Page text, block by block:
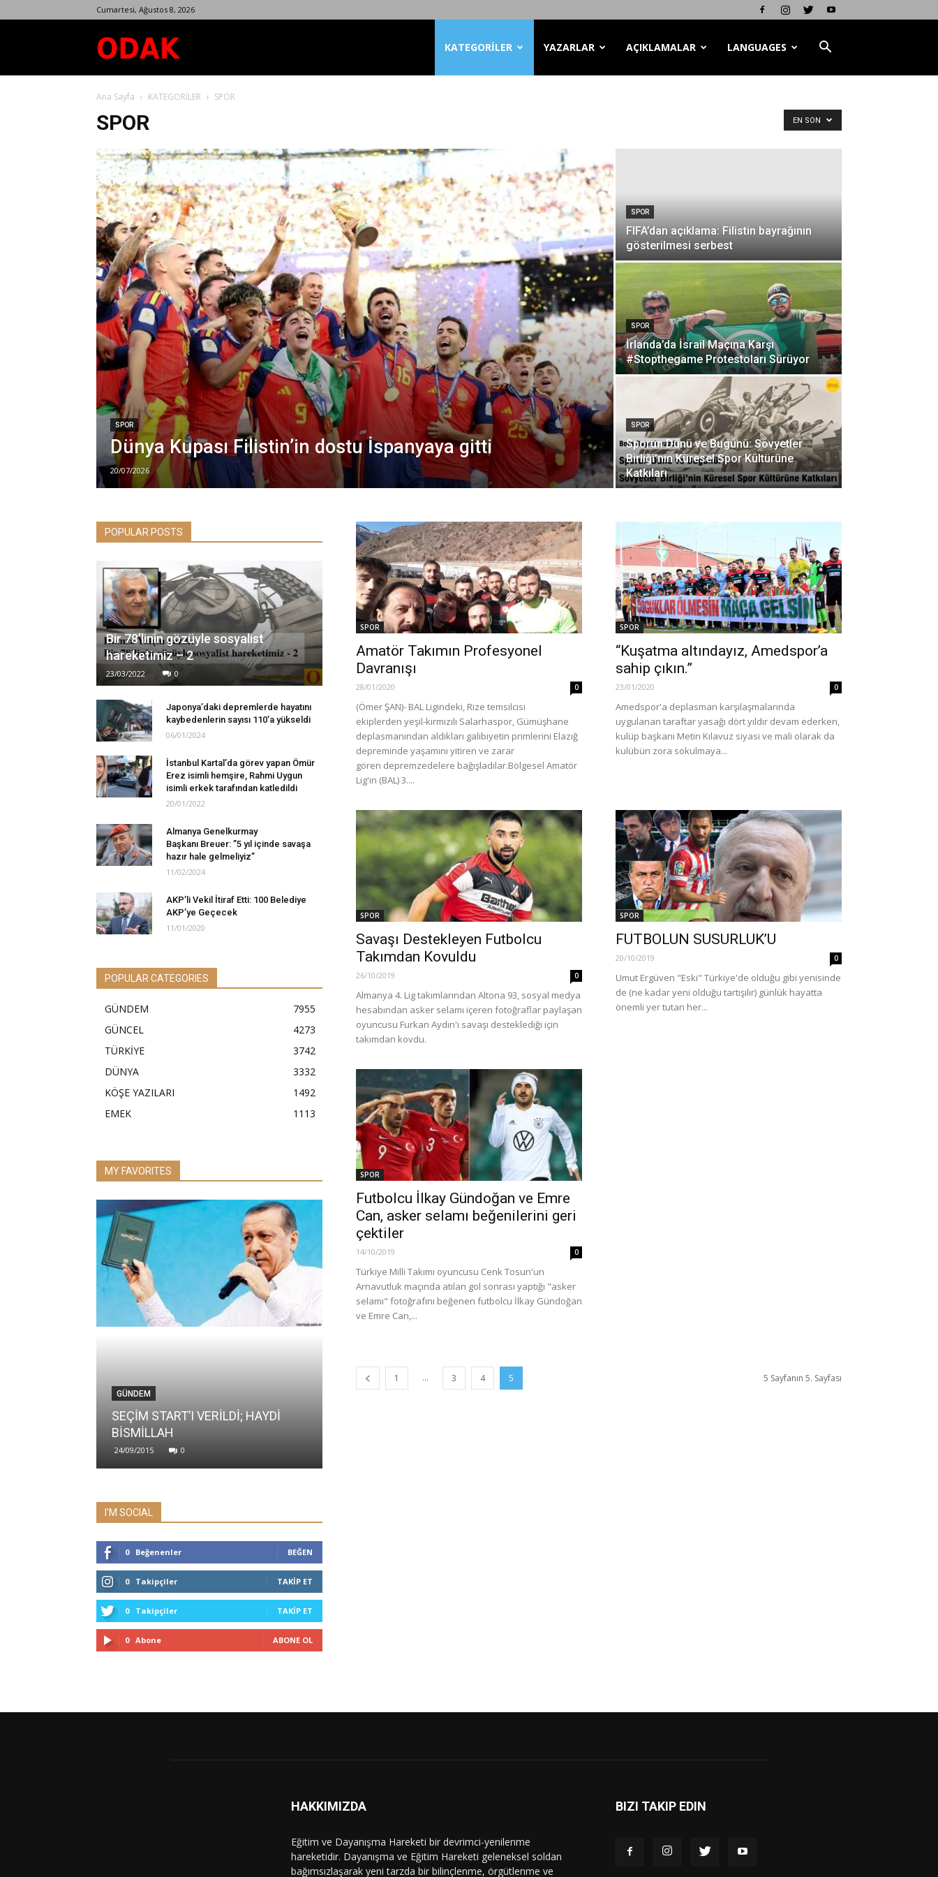
Cumartesi, Ağustos 8, 2026
Dergisi
KATEGORİLER YAZARLAR AÇIKLAMALAR LANGUAGES
Ana Sayfa KATEGORİLER SPOR
SPOR EN SON
SPOR
Dünya Kupası Filistin’in dostu İspanyaya gitti
20/07/2026
SPOR
FIFA’dan açıklama: Filistin bayrağının
gösterilmesi serbest
SPOR
İrlanda’da İsrail Maçına Karşı
#Stopthegame Protestoları Sürüyor
SPOR
Sporun Dünü ve Bugünü: Sovyetler
Birliği’nin Küresel Spor Kültürüne
Katkıları
SPOR
Amatör Takımın Profesyonel
Davranışı
28/01/2020 0
(Ömer ŞAN)- BAL Ligindeki, Rize temsilcisi
ekiplerden yeşil-kırmızılı Salarhaspor, Gümüşhane
deplasmanından aldıkları galibiyetin primlerini Elazığ
depreminde yaşamını yitiren ve zarar
gören depremzedelere bağışladılar. ​Bölgesel Amatör
Lig'in (BAL) 3....
SPOR
“Kuşatma altındayız, Amedspor’a
sahip çıkın.”
23/01/2020 0
Amedspor'a deplasman karşılaşmalarında
uygulanan taraftar yasağı dört yıldır devam ederken,
kulüp başkanı Metin Kılavuz siyasi ve mali olarak da
kulübün zora sokulmaya...
SPOR
Savaşı Destekleyen Futbolcu
Takımdan Kovuldu
26/10/2019 0
Almanya 4. Lig takımlarından Altona 93, sosyal medya
hesabından asker selamı içeren fotoğraflar paylaşan
oyuncusu Furkan Aydın'ı savaşı desteklediği için
takımdan kovdu.
SPOR
FUTBOLUN SUSURLUK’U
20/10/2019 0
Umut Ergüven "Eski" Türkiye'de olduğu gibi yenisinde
de (ne kadar yeni olduğu tartışılır) günlük hayatta
önemli yer tutan her...
SPOR
Futbolcu İlkay Gündoğan ve Emre
Can, asker selamı beğenilerini geri
çektiler
14/10/2019 0
Türkiye Milli Takımı oyuncusu Cenk Tosun'un
Arnavutluk maçında atılan gol sonrası yaptığı "asker
selamı" fotoğrafını beğenen futbolcu İlkay Gündoğan
ve Emre Can,...
1 ... 3 4 5 5 Sayfanın 5. Sayfası
POPULAR POSTS
Bir 78’linin gözüyle sosyalist
hareketimiz – 2
23/03/2022 0
Japonya’daki depremlerde hayatını
kaybedenlerin sayısı 110’a yükseldi
06/01/2024
İstanbul Kartal’da görev yapan Ömür
Erez isimli hemşire, Rahmi Uygun
isimli erkek tarafından katledildi
20/01/2022
Almanya Genelkurmay
Başkanı Breuer: ”5 yıl içinde savaşa
hazır hale gelmeliyiz”
11/02/2024
AKP’li Vekil İtiraf Etti: 100 Belediye
AKP’ye Geçecek
11/01/2020
POPULAR CATEGORIES
GÜNDEM
7955
GÜNCEL
4273
TÜRKİYE
3742
DÜNYA
3332
KÖŞE YAZILARI
1492
EMEK
1113
MY FAVORITES
GÜNDEM
SEÇİM START’I VERİLDİ; HAYDİ
BİSMİLLAH
24/09/2015 0
Alevi Vatandaşların Evlerini
AGARİ ÜCRET 949 TL.
I'M SOCIAL
0 Beğenenler BEĞEN
0 Takipçiler TAKIP ET
0 Takipçiler TAKIP ET
0 Abone ABONE OL
HAKKIMIZDA
Eğitim ve Dayanışma Hareketi bir devrimci-yenilenme
hareketidir. Dayanışma ve Eğitim Hareketi geleneksel soldan
bağımsızlaşarak yeni tarzda bir bilinçlenme, örgütlenme ve
BIZI TAKIP EDIN